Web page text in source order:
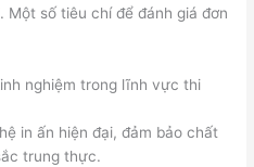
Một số tiêu chí để đánh giá đơn
nghiệm trong lĩnh vực thi
in ấn hiện đại, đảm bảo chất
trung thực.